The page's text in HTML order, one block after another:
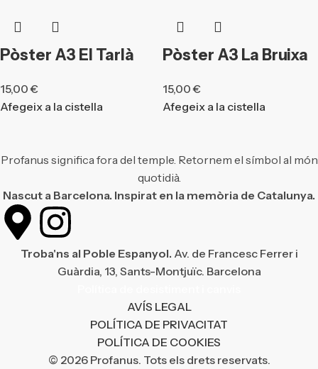
Pòster A3 El Tarlà
15,00€
Afegeix a la cistella
Pòster A3 La Bruixa
15,00€
Afegeix a la cistella
Profanus significa fora del temple. Retornem el símbol al món
quotidià.
Nascut a Barcelona. Inspirat en la memòria de Catalunya.
Troba'ns al Poble Espanyol. Av. de Francesc Ferrer i
Guàrdia, 13, Sants-Montjuïc. Barcelona
AVÍS LEGAL
POLÍTICA DE PRIVACITAT
POLÍTICA DE COOKIES
© 2026 Profanus. Tots els drets reservats.